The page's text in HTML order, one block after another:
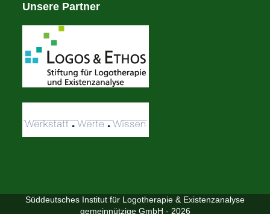
Unsere Partner
Süddeutsches Institut für Logotherapie & Existenzanalyse
gemeinnützige GmbH - 2026